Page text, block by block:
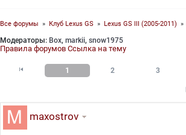
Все форумы » Клуб Lexus GS » Lexus GS III (2005-2011) »
Модераторы: Box, markii, snow1975
Правила форумов Ссылка на тему
 1 2 3
maxostrov